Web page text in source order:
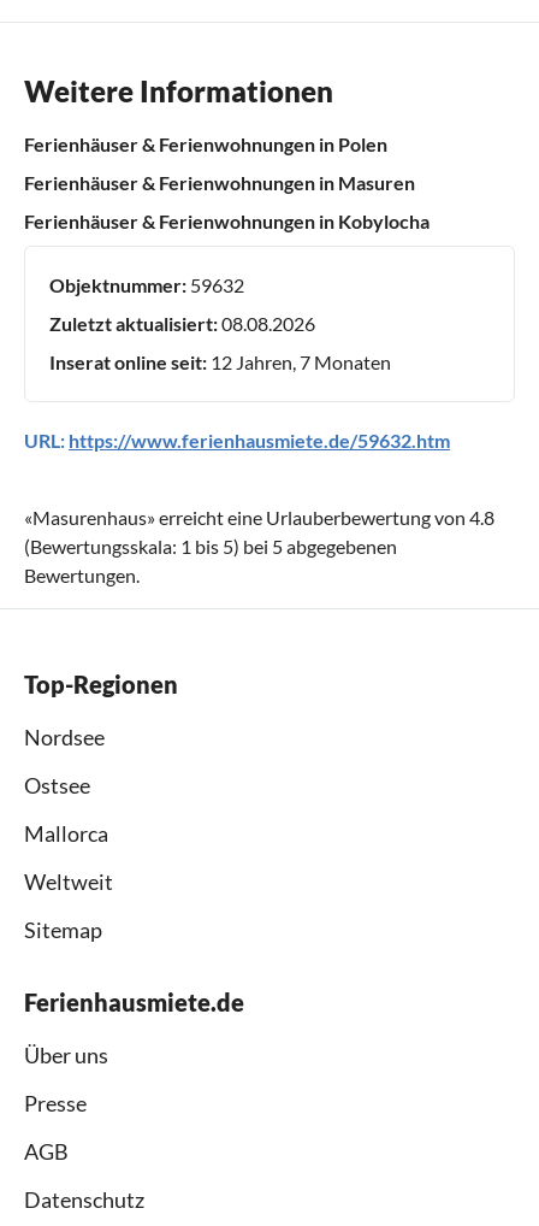
Weitere Informationen
Ferienhäuser & Ferienwohnungen in Polen
Ferienhäuser & Ferienwohnungen in Masuren
Ferienhäuser & Ferienwohnungen in Kobylocha
Objektnummer: 59632
Zuletzt aktualisiert:08.08.2026
Inserat online seit: 12 Jahren, 7 Monaten
URL: https://www.ferienhausmiete.de/59632.htm
«Masurenhaus» erreicht eine Urlauberbewertung von 4.8
(Bewertungsskala: 1 bis 5) bei 5abgegebenen
Bewertungen.
Top-Regionen
Nordsee
Ostsee
Mallorca
Weltweit
Sitemap
Ferienhausmiete.de
Über uns
Presse
AGB
Datenschutz